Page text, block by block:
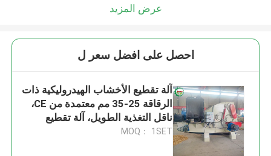
عرض المزيد
احصل على افضل سعر ل
آلة تقطيع الأخشاب الهيدروليكية ذات
الرقاقة 25-35 مم معتمدة من CE،
ناقل التغذية الطويل، آلة تقطيع
الطبل الصناعية
MOQ： 1SET